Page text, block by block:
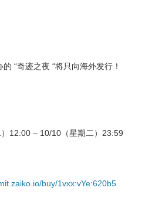
“奇迹之夜 “将只向海外发行！
12:00 – 10/10（星期二）23:59
buy/1vxx:vYe:620b5